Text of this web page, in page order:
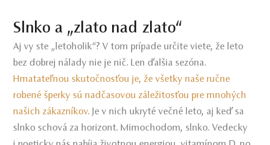
Slnko a „zlato nad zlato“
Aj vy ste „letoholik“? V tom prípade určite viete, že leto
bez dobrej nálady nie je nič. Len ďalšia sezóna.
Hmatateľnou skutočnosťou je, že všetky naše ručne
robené šperky sú nadčasovou záležitosťou pre mnohých
našich zákazníkov. Je v nich ukryté večné leto, aj keď sa
slnko schová za horizont. Mimochodom, slnko. Vedecky